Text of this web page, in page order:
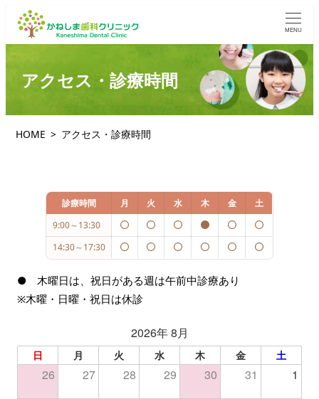
MENU
アクセス・診療時間
HOME アクセス・診療時間
診療時間 月 火 水 木 金
土
9:00～13:30
14:30～17:30
● 木曜日は、祝日がある週は午前中診療あり
※木曜・日曜・祝日は休診
2026年 8月
日 月 火 水 木 金 土
26 27 28 29 30 31 1